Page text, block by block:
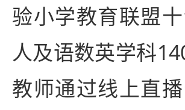
验小学教育联盟
人及语数英学科
教师通过线上直